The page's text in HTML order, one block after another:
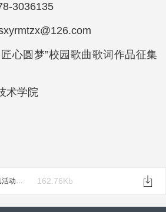
3036135
心圆梦”校园歌曲歌词作品征集
术学院
校园歌曲歌词作品征集活动通知（附件）.docx 162.76Kb